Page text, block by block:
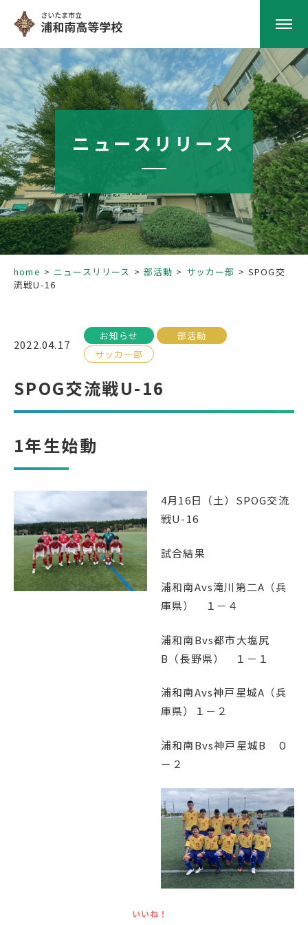
HOME
学校紹介
南高の教育
学校生活
部活動
受検生の方へ
年間スケジュール
学校パンフレット
保健室より
事務室より
保護者の方へ
本校のPTA活動
地域の皆様へ
同窓会
教育関係者の方へ
各種証明書発行
お問い合わせ
プライバシーポリシー
ニュースリリース
home ニュースリリース 部活動 サッカー部
SPOG交
流戦U-16
2022.04.17
お知らせ
部活動
サッカー部
SPOG交流戦U-16
1年生始動
4月16日（土）SPOG交流
戦U-16
試合結果
浦和南Avs滝川第二A（兵
庫県） １－４
浦和南Bvs都市大塩尻
B（長野県） １－１
浦和南Avs神戸星城A（兵
庫県）１－２
浦和南Bvs神戸星城B ０
－２
いいね！